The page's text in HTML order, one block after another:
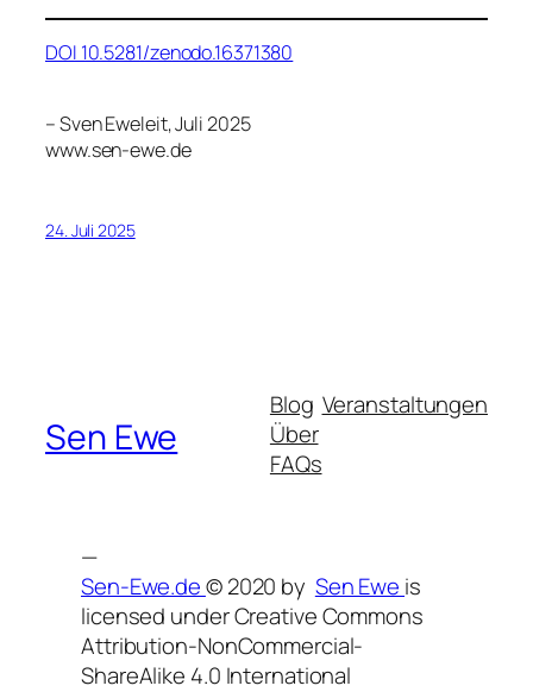
DOI 10.5281/zenodo.16371380
– Sven Eweleit, Juli 2025
www.sen-ewe.de
24. Juli 2025
Sen Ewe
Blog
Über
FAQs
Veranstaltungen
—
Sen-Ewe.de© 2020 by Sen Ewe is
licensed under Creative Commons
Attribution-NonCommercial-
ShareAlike 4.0 International